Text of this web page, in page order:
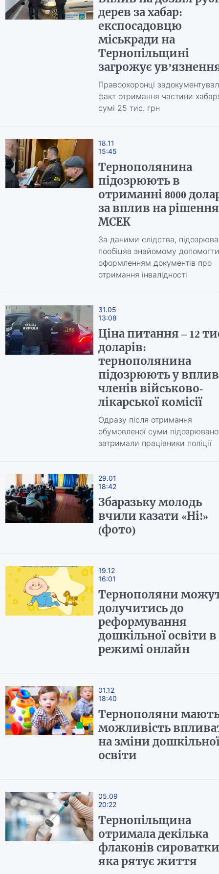
дерев за хабар:
експосадовцю
міськради на
Тернопільщині
загрожує
Правоохоронці
факт отримання частини
сумі 25 тис. грн
18.11
15:45
Тернополянина
підозрюють в
отриманні 8000
за вплив на рішення
МСЕК
За даними слідства,
пообіцяв знайомому
оформленням документів про
отримання інвалідності
31.05
13:08
Ціна питання – 12
доларів:
тернополянина
підозрюють у
членів військово-
лікарської комісії
Одразу після отримання
обумовленої суми
затримали працівники поліції
29.01
18:42
Збаразьку молодь
вчили казати «Ні!»
(фото)
19.12
16:01
Тернополяни
долучитись до
реформування
дошкільної освіти в
режимі онлайн
01.12
18:40
Тернополяни
можливість
на зміни
освіти
05.09
20:22
Тернопільщина
отримала декілька
флаконів
яка рятує життя